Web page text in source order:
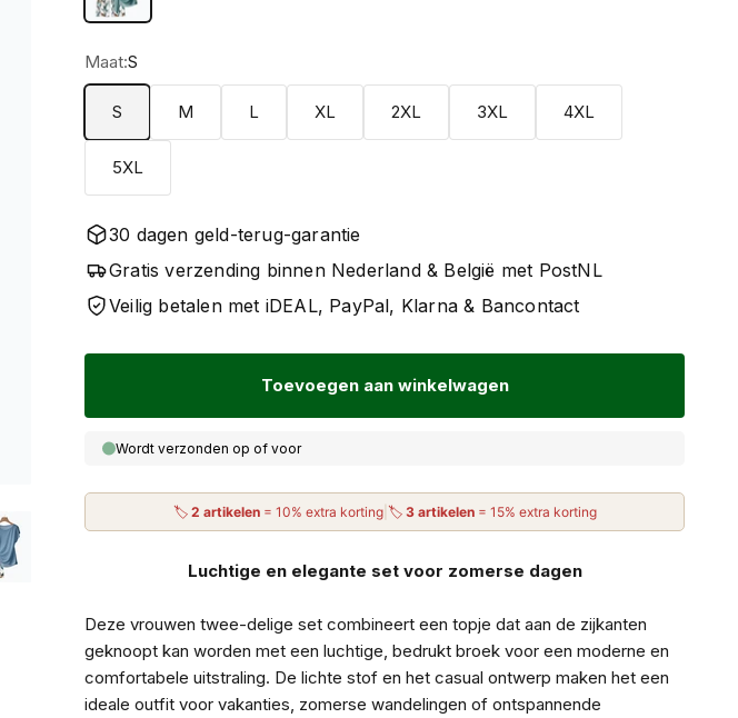
Maat:S
S M L XL 2XL 3XL 4XL
5XL
30 dagen geld-terug-garantie
Gratis verzending binnen Nederland & België met PostNL
Veilig betalen met iDEAL, PayPal, Klarna & Bancontact
Toevoegen aan winkelwagen
Wordt verzonden op of voor
🏷 2 artikelen= 10% extra korting| 🏷 3 artikelen= 15% extra korting
Luchtige en elegante set voor zomerse dagen
Deze vrouwen twee-delige set combineert een topje dat aan de zijkanten
geknoopt kan worden met een luchtige, bedrukt broek voor een moderne en
comfortabele uitstraling. De lichte stof en het casual ontwerp maken het een
ideale outfit voor vakanties, zomerse wandelingen of ontspannende